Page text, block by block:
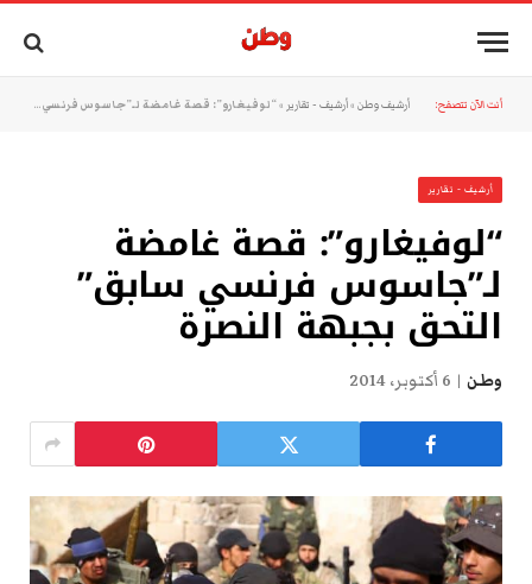
أنت الآن تتصفح: أرشيف وطن »أرشيف - تقارير »“لوفيغارو”: قصة غامضة لـ”جاسوس فرنسي سابق” التحق بجبهة النصرة
أرشيف - تقارير
“لوفيغارو”: قصة غامضة
لـ”جاسوس فرنسي سابق”
التحق بجبهة النصرة
وطن 6 أكتوبر، 2014